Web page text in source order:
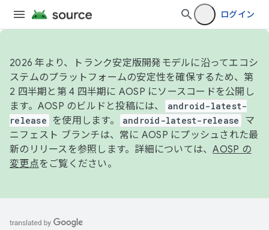
ログイン
2026 年より、トランク安定版開発モデルに沿ってエコシ
ステムのプラットフォームの安定性を確保するため、第
2 四半期と第 4 四半期に AOSP にソースコードを公開し
ます。AOSP のビルドと投稿には、
android-latest-
release
を使用します。 android-latest-release
マ
ニフェスト ブランチは、常に AOSP にプッシュされた最
新のリリースを参照します。詳細については、AOSP の
変更点をご覧ください。